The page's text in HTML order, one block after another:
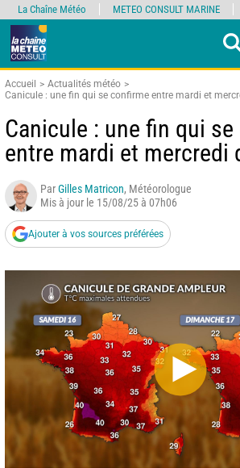
Accueil
Actualités météo
Canicule : une fin qui se confirme entre mardi et
Canicule : une fin qui
entre mardi et mercredi
ParGilles Matricon, Météorologue
Mis à jour le 15/08/25 à 07h06
Ajouter à vos sources préférées
La Chaîne Météo METEO CONSULT MARINE